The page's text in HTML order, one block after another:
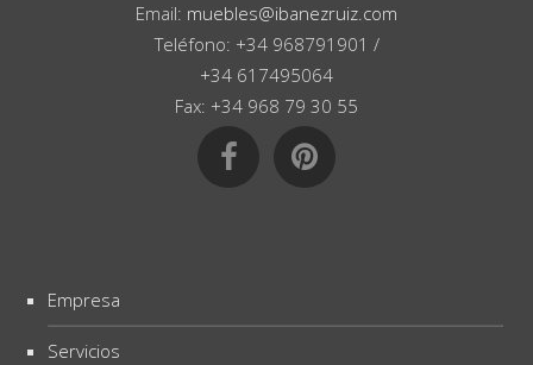
Email: muebles@ibanezruiz.com
Teléfono: +34 968791901 /
+34 617495064
Fax: +34 968 79 30 55
Empresa
Servicios